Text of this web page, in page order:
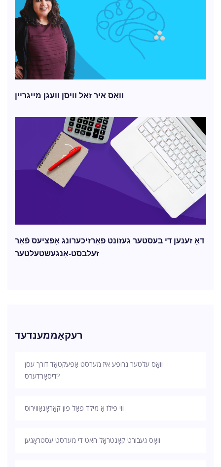
וואָס איר זאָל וויסן וועגן מייגריין
דאָ זענען די בעסטער געזונט פאַרזיכערונג אָפּציעס פֿאַר
זעלבסט-אָנגעשטעלטער
רעקאָממענדעד
וואָס עלטער גרופּע איז מערסט אַפעקטאַד דורך עסן
דיסאָרדערס?
ווי פילז אַ מילד פאַל פון קאָראָנאַווירוס
וואָס געבורט קאָנטראָל האט די מערסט עסטראָגען